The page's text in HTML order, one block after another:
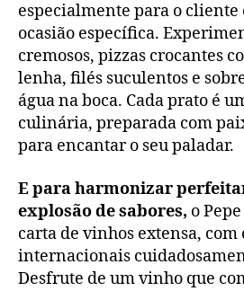
especialmente para o cliente
ocasião específica.
cremosos, pizzas crocantes
lenha, filés suculentos e
água na boca. Cada prato é
culinária, preparada com
para encantar o seu paladar.
E para harmonizar
explosão de sabores, o
carta de vinhos extensa, com
internacionais
Desfrute de um vinho que